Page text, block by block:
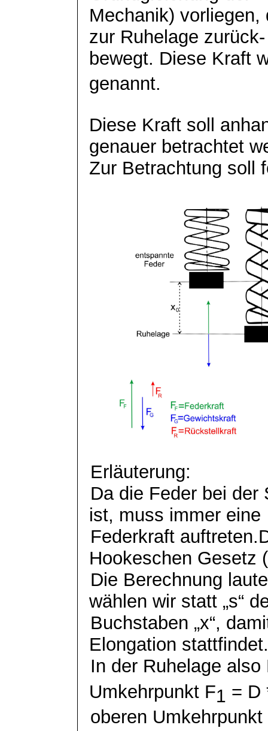
Mechanik)
zur Ruhelage zurück-
bewegt. Diese Kraft
genannt.
Diese Kraft soll
genauer betrachtet
Zur Betrachtung soll
Erläuterung:
Da die Feder bei der
ist, muss immer eine
Federkraft
Hookeschen Gesetz
Die Berechnung
wählen wir statt „s“
Buchstaben „x“,
Elongation stattfindet.
In der Ruhelage also
Umkehrpunkt F1 = D
oberen Umkehrpunkt